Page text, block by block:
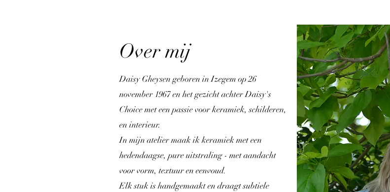
Over mij
Daisy Gheysen geboren in Izegem op 26
november 1967 en het gezicht achter Daisy's
Choice met een passie voor keramiek, schilderen,
en interieur.
In mijn atelier maak ik keramiek met een
hedendaagse, pure uitstraling - met aandacht
voor vorm, textuur en eenvoud.
Elk stuk is handgemaakt en draagt subtiele